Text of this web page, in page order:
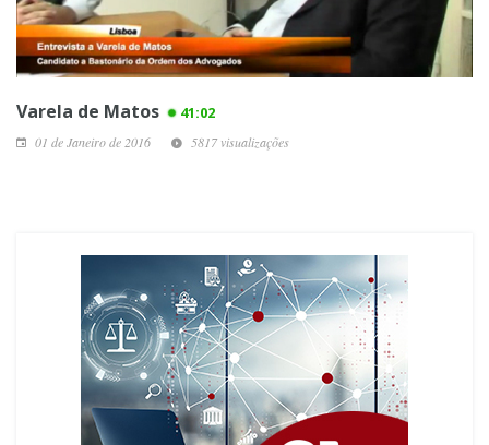
Varela de Matos 41:02
01 de Janeiro de 2016 5817 visualizações